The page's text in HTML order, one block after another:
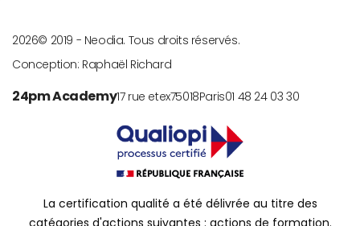
© 2019 -
2026
Neodia. Tous droits réservés.
Conception: Raphaël Richard
24pm Academy17 rue etex75018Paris01 48 24 03 30
La certification qualité a été délivrée au titre des